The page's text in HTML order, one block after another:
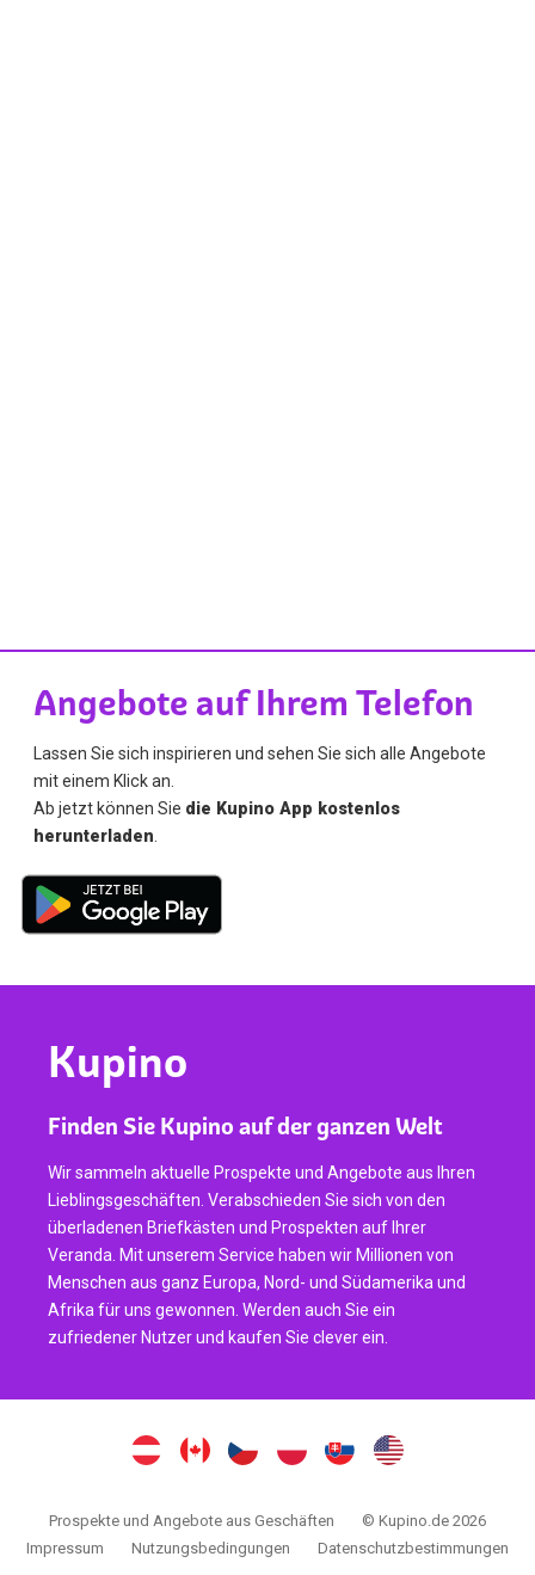
Angebote auf Ihrem Telefon
Lassen Sie sich inspirieren und sehen Sie sich alle Angebote
mit einem Klick an.
Ab jetzt können Sie die Kupino App kostenlos
herunterladen.
Kupino
Finden Sie Kupino auf der ganzen Welt
Wir sammeln aktuelle Prospekte und Angebote aus Ihren
Lieblingsgeschäften. Verabschieden Sie sich von den
überladenen Briefkästen und Prospekten auf Ihrer
Veranda. Mit unserem Service haben wir Millionen von
Menschen aus ganz Europa, Nord- und Südamerika und
Afrika für uns gewonnen. Werden auch Sie ein
zufriedener Nutzer und kaufen Sie clever ein.
Prospekte und Angebote aus Geschäften
© Kupino.de 2026
Impressum
Nutzungsbedingungen Datenschutzbestimmungen